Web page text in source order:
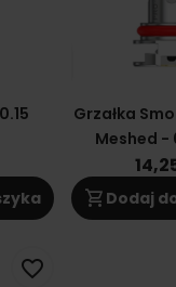
Grzałka
Meshed -
shopping_cart Dodaj
favorite_border